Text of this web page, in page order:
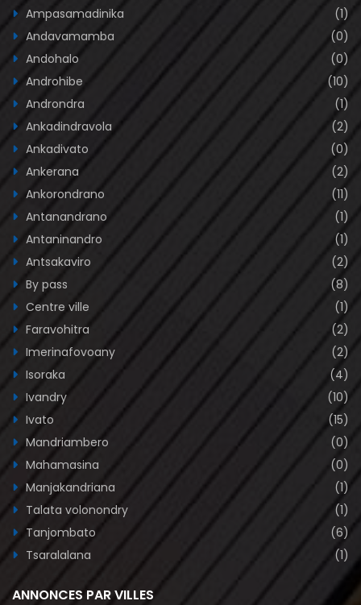
Ampasamadinika
(1)
Andavamamba
(0)
Andohalo
(0)
Androhibe
(10)
Androndra
(1)
Ankadindravola
(2)
Ankadivato
(0)
Ankerana
(2)
Ankorondrano
(11)
Antanandrano
(1)
Antaninandro
(1)
Antsakaviro
(2)
By pass
(8)
Centre ville
(1)
Faravohitra
(2)
Imerinafovoany
(2)
Isoraka
(4)
Ivandry
(10)
Ivato
(15)
Mandriambero
(0)
Mahamasina
(0)
Manjakandriana
(1)
Talata volonondry
(1)
Tanjombato
(6)
Tsaralalana
(1)
ANNONCES PAR VILLES